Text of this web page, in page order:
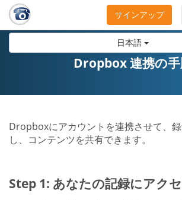
日本語
サインアップ
Dropbox 連携の
Dropboxにアカウントを連携させて、
し、コンテンツを共有できます。
Step 1: あなたの記録にアク